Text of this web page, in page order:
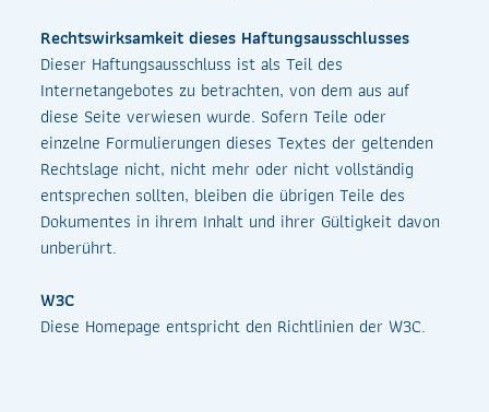
Rechtswirksamkeit dieses Haftungsausschlusses
Dieser Haftungsausschluss ist als Teil des
Internetangebotes zu betrachten, von dem aus auf
diese Seite verwiesen wurde. Sofern Teile oder
einzelne Formulierungen dieses Textes der geltenden
Rechtslage nicht, nicht mehr oder nicht vollständig
entsprechen sollten, bleiben die übrigen Teile des
Dokumentes in ihrem Inhalt und ihrer Gültigkeit davon
unberührt.
W3C
Diese Homepage entspricht den Richtlinien der W3C.